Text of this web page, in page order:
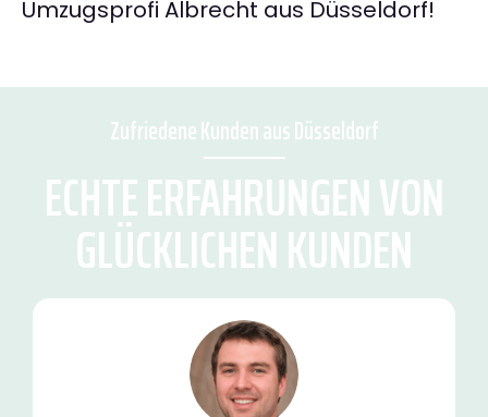
Umzugsprofi Albrecht aus Düsseldorf!
Zufriedene Kunden aus Düsseldorf
ECHTE ERFAHRUNGEN VON
GLÜCKLICHEN KUNDEN